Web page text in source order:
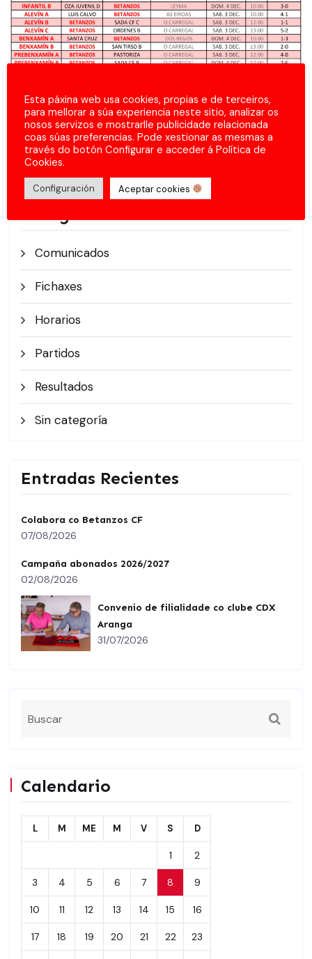
Comunicados
Fichaxes
Horarios
Partidos
Resultados
Sin categoría
Entradas Recientes
Colabora co Betanzos CF
07/08/2026
Campaña abonados 2026/2027
02/08/2026
Convenio de filialidade co clube CDX
Aranga
31/07/2026
Calendario
L M ME M V S D
1 2
3 4 5 6 7 8 9
10 11 12 13 14 15 16
17 18 19 20 21 22 23
Esta páxina web usa cookies, propias e de terceiros,
para mellorar a súa experiencia neste sitio, analizar os
nosos servizos e mostrarlle publicidade relacionada
coas súas preferencias. Pode xestionar as mesmas a
través do botón Configurar e acceder á Política de
Cookies.
Configuración Aceptar cookies